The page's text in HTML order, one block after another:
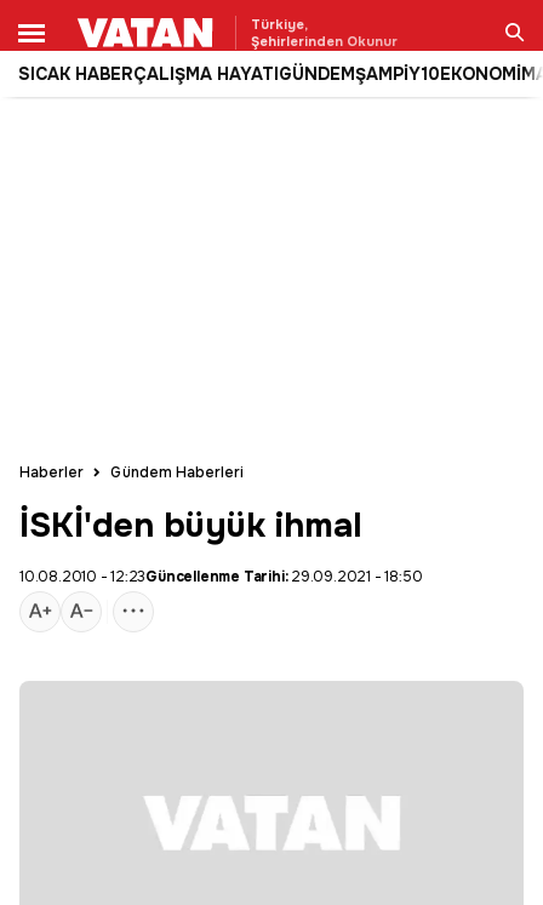
Türkiye,
Şehirlerinden Okunur
SICAK HABERÇALIŞMA HAYATIGÜNDEMŞAMPİY10EKONOMİ
Ara
Haberler Gündem Haberleri
İSKİ'den büyük ihmal
10.08.2010 - 12:23Güncellenme Tarihi:29.09.2021 - 18:50